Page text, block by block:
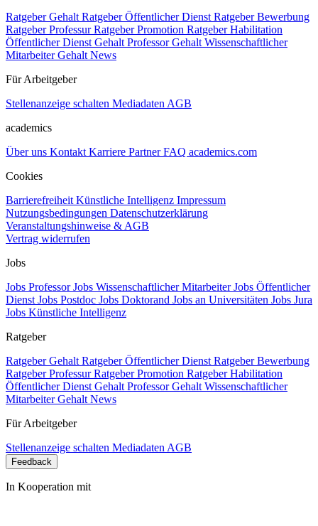
Ratgeber GehaltRatgeber Öffentlicher DienstRatgeber Bewerbung
Ratgeber ProfessurRatgeber Promotion Ratgeber Habilitation
Öffentlicher Dienst GehaltProfessor GehaltWissenschaftlicher
Mitarbeiter GehaltNews
Für Arbeitgeber
Stellenanzeige schalten MediadatenAGB
academics
Über uns KontaktKarriere PartnerFAQ academics.com
Cookies
BarrierefreiheitKünstliche Intelligenz Impressum
Nutzungsbedingungen Datenschutzerklärung
Veranstaltungshinweise & AGB
Vertrag widerrufen
Jobs
Jobs ProfessorJobs Wissenschaftlicher MitarbeiterJobs Öffentlicher
DienstJobs Postdoc Jobs Doktorand Jobs an Universitäten Jobs Jura
Jobs Künstliche Intelligenz
Ratgeber
Ratgeber GehaltRatgeber Öffentlicher DienstRatgeber Bewerbung
Ratgeber ProfessurRatgeber Promotion Ratgeber Habilitation
Öffentlicher Dienst GehaltProfessor GehaltWissenschaftlicher
Mitarbeiter GehaltNews
Für Arbeitgeber
Stellenanzeige schalten MediadatenAGB
Feedback
In Kooperation mit